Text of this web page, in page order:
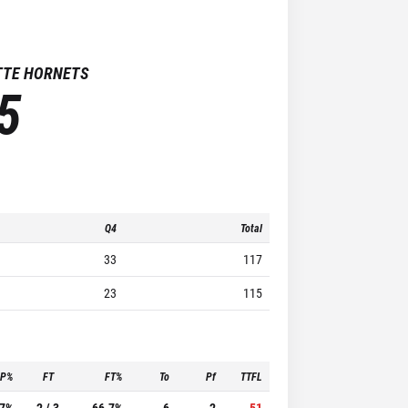
HORNETS
Q4 Total
33
117
23
115
FT FT% To Pf TTFL